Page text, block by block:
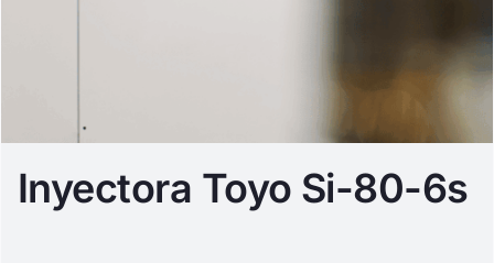
Inyectora Toyo Si-80-6s